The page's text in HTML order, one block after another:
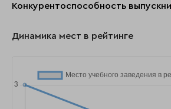
Конкурентоспособность
Динамика мест в рейтинге